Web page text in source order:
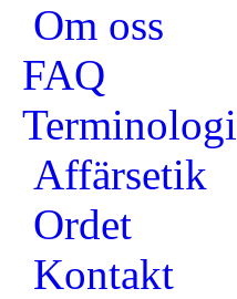
Om oss
FAQ
Terminologi
Affärsetik
Ordet
Kontakt